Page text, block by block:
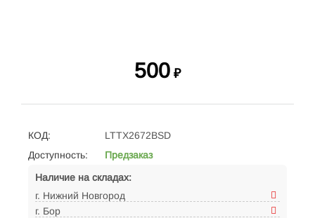
500 ₽
КОД:
LTTX2672BSD
Доступность:
Предзаказ
Наличие на складах:
г. Нижний Новгород
г. Бор